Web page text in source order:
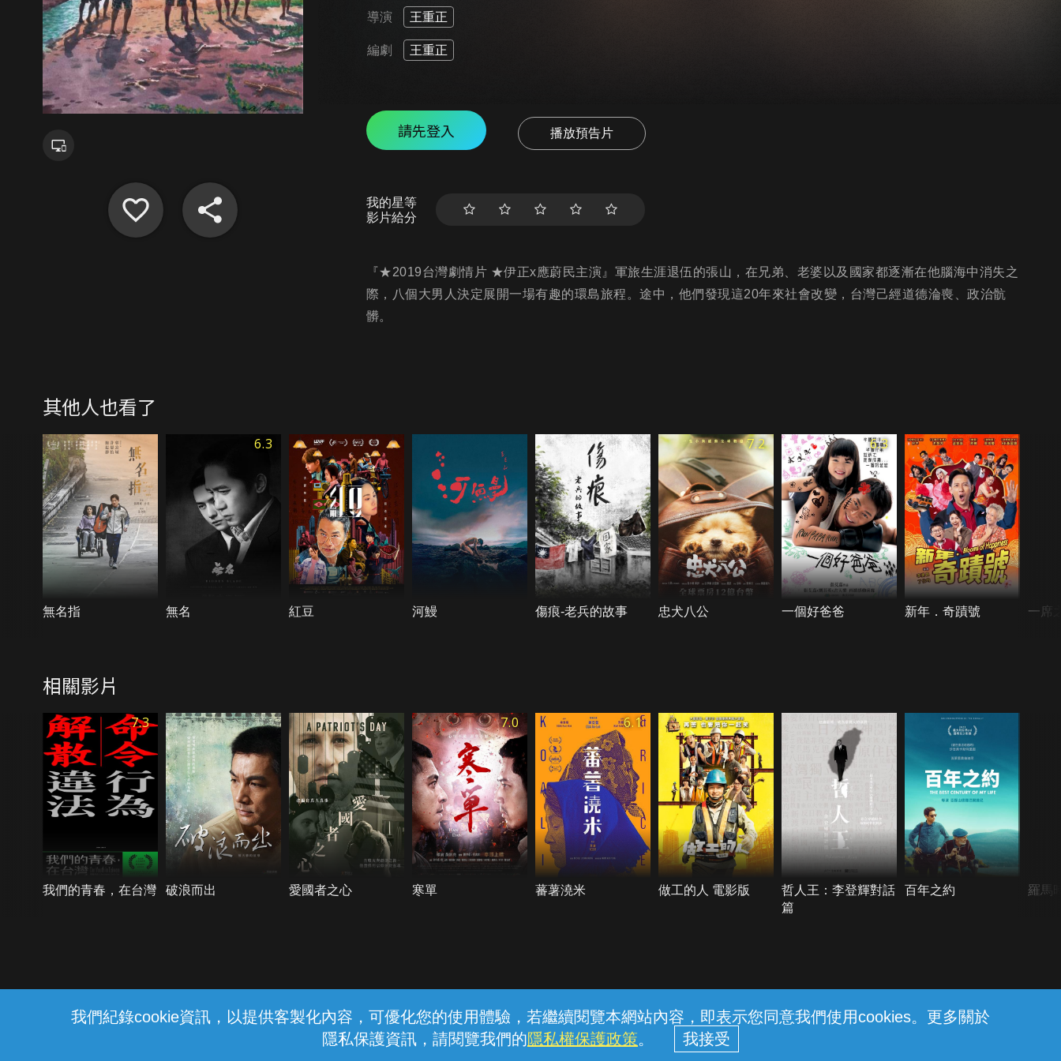
我們紀錄cookie資訊，以提供客製化內容，可優化您的使用體驗，若繼續閱覽本網站內容，即表示您同意我們使用cookies。更多關於
隱私保護資訊，請閱覽我們的隱私權保護政策。
導演 王重正
編劇 王重正
請先登入 播放預告片
我的星等
影片給分
『★2019台灣劇情片 ★伊正x應蔚民主演』軍旅生涯退伍的張山，在兄弟、老婆以及國家都逐漸在他腦海中消失之
際，八個大男人決定展開一場有趣的環島旅程。途中，他們發現這20年來社會改變，台灣己經道德淪喪、政治骯
髒。
其他人也看了
無名指
6.3
無名 紅豆 河鰻 傷痕-老兵的故事
7.2
忠犬八公
6.3
一個好爸爸 新年．奇蹟號 一席
相關影片
7.3
我們的青春，在台灣 破浪而出 愛國者之心
7.0
寒單
6.1
蕃薯澆米 做工的人 電影版
哲人王：李登輝對話
篇
百年之約 羅馬
線上客服 服務條款 隱私權保護
中華電信股份有限公司個人家庭分公司 (統一編號：96979949) © 2026